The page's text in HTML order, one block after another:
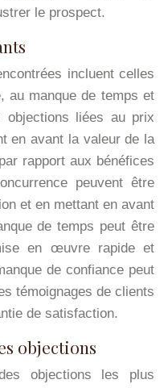
le prospect.
incluent celles
au manque de temps et
objections liées au prix
en avant la valeur de la
rapport aux bénéfices
peuvent être
et en mettant en avant
de temps peut être
en œuvre rapide et
de confiance peut
témoignages de clients
de satisfaction.
objections
objections les plus